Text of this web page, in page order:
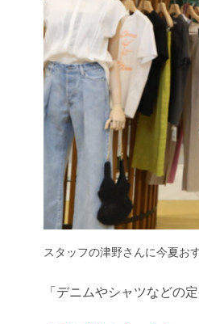
スタッフの津野さんに今夏お
「 デニムやシャツなどの